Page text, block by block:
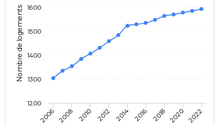
Nombre de logements
2006 2008 2010 2012 2014 2016 2018 2020 2022
1200
1300
1400
1500
1600